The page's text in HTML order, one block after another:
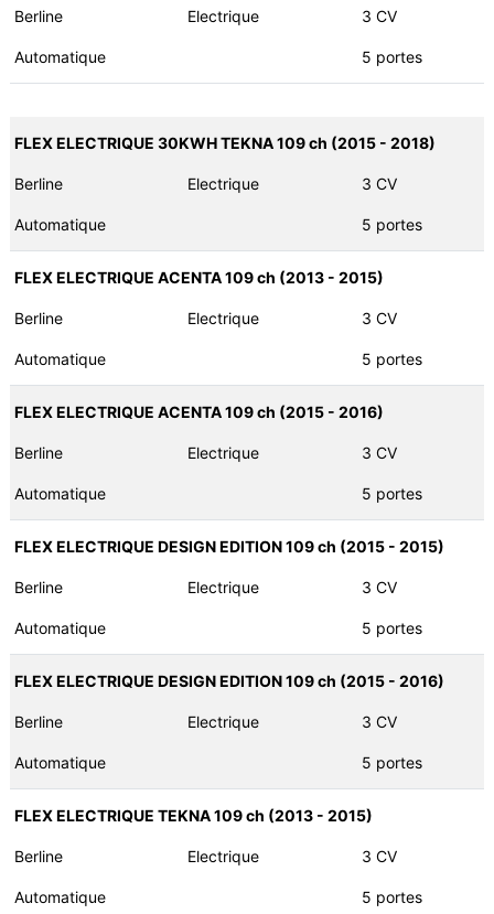
Berline Electrique 3 CV
Automatique 5 portes
FLEX ELECTRIQUE 30KWH TEKNA 109 ch (2015 - 2018)
Berline Electrique 3 CV
Automatique 5 portes
FLEX ELECTRIQUE ACENTA 109 ch (2013 - 2015)
Berline Electrique 3 CV
Automatique 5 portes
FLEX ELECTRIQUE ACENTA 109 ch (2015 - 2016)
Berline Electrique 3 CV
Automatique 5 portes
FLEX ELECTRIQUE DESIGN EDITION 109 ch (2015 - 2015)
Berline Electrique 3 CV
Automatique 5 portes
FLEX ELECTRIQUE DESIGN EDITION 109 ch (2015 - 2016)
Berline Electrique 3 CV
Automatique 5 portes
FLEX ELECTRIQUE TEKNA 109 ch (2013 - 2015)
Berline Electrique 3 CV
Automatique 5 portes